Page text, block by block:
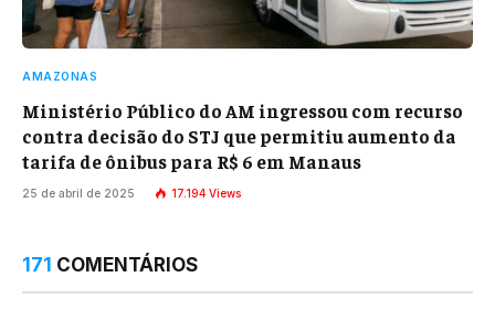
AMAZONAS
Ministério Público do AM ingressou com recurso
contra decisão do STJ que permitiu aumento da
tarifa de ônibus para R$ 6 em Manaus
25 de abril de 2025 17.194 Views
171 COMENTÁRIOS